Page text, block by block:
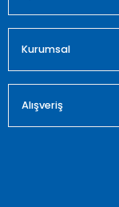
Kurumsal
Alışveriş